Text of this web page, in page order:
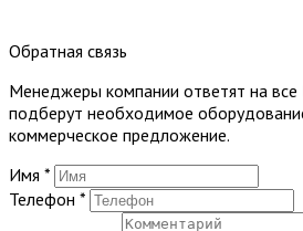
Обратная связь
Менеджеры компании ответят на все
подберут необходимое
коммерческое предложение.
Имя *
Телефон *